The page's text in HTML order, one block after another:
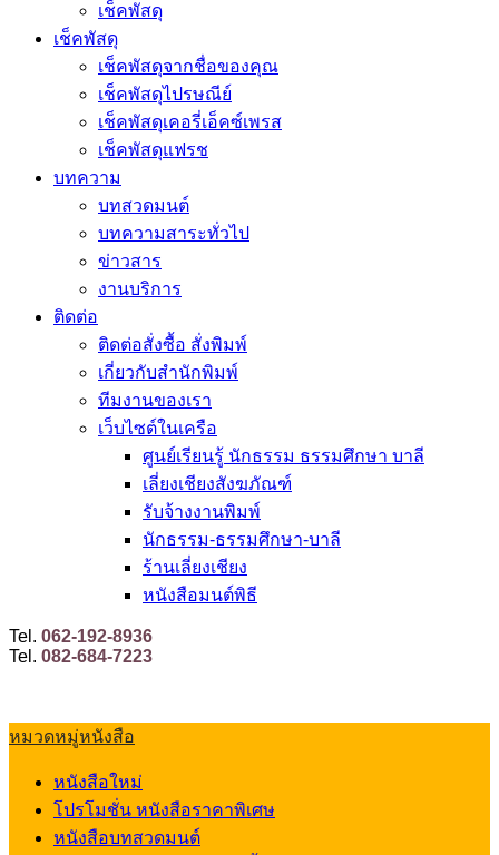
เช็คพัสดุ
เช็คพัสดุ
เช็คพัสดุจากชื่อของคุณ
เช็คพัสดุไปรษณีย์
เช็คพัสดุเคอรี่เอ็คซ์เพรส
เช็คพัสดุแฟรช
บทความ
บทสวดมนต์
บทความสาระทั่วไป
ข่าวสาร
งานบริการ
ติดต่อ
ติดต่อสั่งซื้อ สั่งพิมพ์
เกี่ยวกับสำนักพิมพ์
ทีมงานของเรา
เว็บไซต์ในเครือ
ศูนย์เรียนรู้ นักธรรม ธรรมศึกษา บาลี
เลี่ยงเชียงสังฆภัณฑ์
รับจ้างงานพิมพ์
นักธรรม-ธรรมศึกษา-บาลี
ร้านเลี่ยงเชียง
หนังสือมนต์พิธี
Tel. 062-192-8936
Tel. 082-684-7223
หมวดหมู่หนังสือ
หนังสือใหม่
โปรโมชั่น หนังสือราคาพิเศษ
หนังสือบทสวดมนต์